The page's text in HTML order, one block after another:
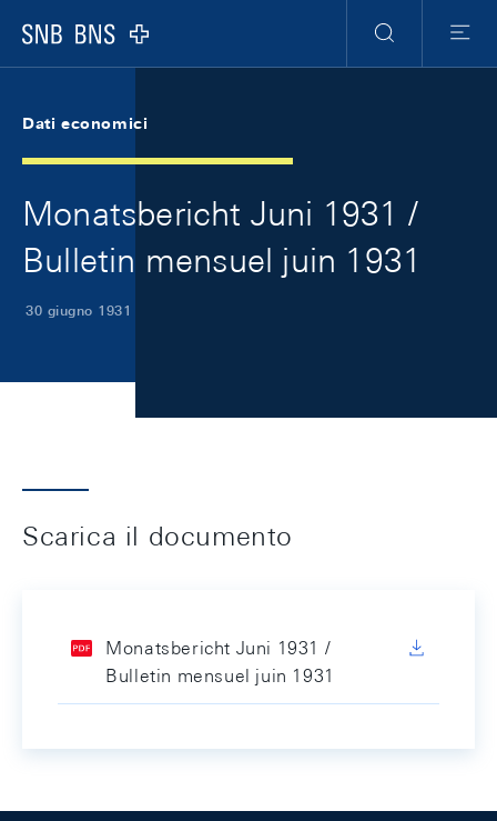
Logo
Ricerca
Menu
Dati economici
Monatsbericht Juni 1931 /
Bulletin mensuel juin 1931
30 giugno 1931
Scarica il documento
Monatsbericht Juni 1931 /
Bulletin mensuel juin 1931